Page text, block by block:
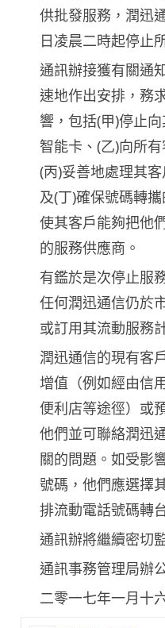
供批發服務，潤迅
日凌晨二時起停止
通訊辦接獲有關通
速地作出安排，務
響，包括(甲)停止
智能卡、(乙)向所
(丙)妥善地處理其
及(丁)確保號碼轉
使其客戶能夠把他
的服務供應商。
有鑑於是次停止服
任何潤迅通信仍於
或訂用其流動服務
潤迅通信的現有客
增值（例如經由信
便利店等途徑）或
他們並可聯絡潤迅
關的問題。如受影
號碼，他們應選擇
排流動電話號碼轉
通訊辦將繼續密切
通訊事務管理局辦
二零一七年一月十